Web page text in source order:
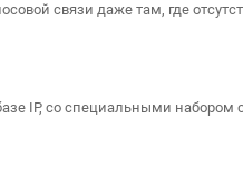
связи даже там, где
IP, со специальными